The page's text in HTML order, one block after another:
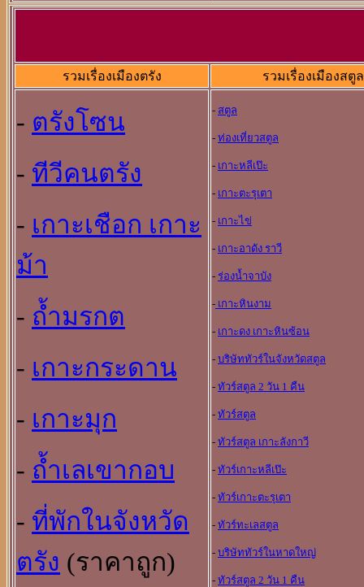
รวมเรื่องเมืองตรัง รวมเรื่องเมืองสตูล
- ตรังโซน
- ทีวีคนตรัง
- เกาะเชือก เกาะ
ม้า
- ถ้ำมรกต
- เกาะกระดาน
- เกาะมุก
- ถ้ำเลเขากอบ
- ที่พักในจังหวัด
ตรัง (ราคาถูก)
- สตูล
- ท่องเที่ยวสตูล
- เกาะหลีเป๊ะ
- เกาะตะรุเตา
- เกาะไข่
- เกาะอาดัง ราวี
- ร่องน้ำจาบัง
- เกาะหินงาม
- เกาะดง เกาะหินซ้อน
- บริษัททัวร์ในจังหวัดสตูล
- ทัวร์สตูล 2 วัน 1 คืน
- ทัวร์สตูล
- ทัวร์สตูล เกาะลังกาวี
- ทัวร์เกาะหลีเป๊ะ
- ทัวร์เกาะตะรุเตา
- ทัวร์ทะเลสตูล
- บริษัททัวร์ในหาดใหญ
- ทัวร์สตูล 2 วัน 1 คืน